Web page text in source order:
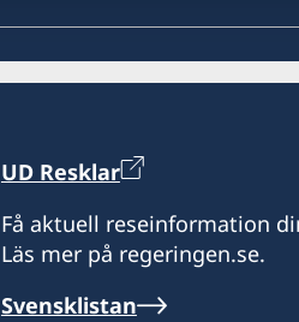
UD Resklar
Få aktuell reseinformation
Läs mer på regeringen.se.
Svensklistan